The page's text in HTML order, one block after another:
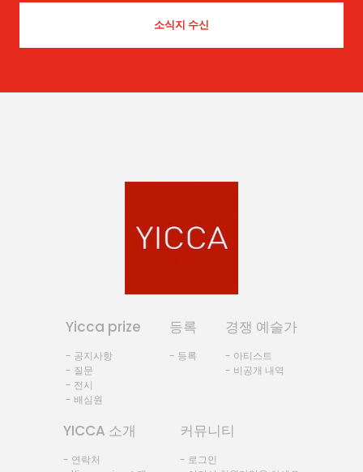
Yicca prize
- 공지사항
- 질문
- 전시
- 배심원
등록
- 등록
경쟁 예술가
- 아티스트
- 비공개 내역
YICCA 소개
- 연락처
커뮤니티
- 로그인